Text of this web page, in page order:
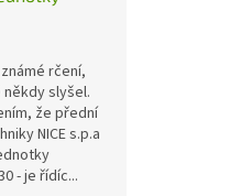
rčení,
slyšel.
že přední
NICE s.p.a
- je řídíc...